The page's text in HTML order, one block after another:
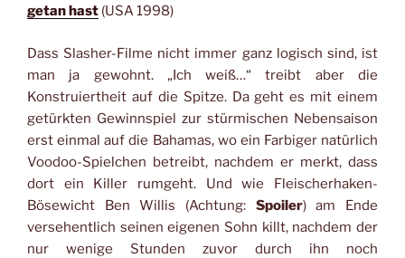
getan hast (USA 1998)
Dass Slasher-Filme nicht immer ganz logisch sind, ist
man ja gewohnt. „Ich weiß…“ treibt aber die
Konstruiertheit auf die Spitze. Da geht es mit einem
getürkten Gewinnspiel zur stürmischen Nebensaison
erst einmal auf die Bahamas, wo ein Farbiger natürlich
Voodoo-Spielchen betreibt, nachdem er merkt, dass
dort ein Killer rumgeht. Und wie Fleischerhaken-
Bösewicht Ben Willis (Achtung: Spoiler) am Ende
versehentlich seinen eigenen Sohn killt, nachdem der
nur wenige Stunden zuvor durch ihn noch